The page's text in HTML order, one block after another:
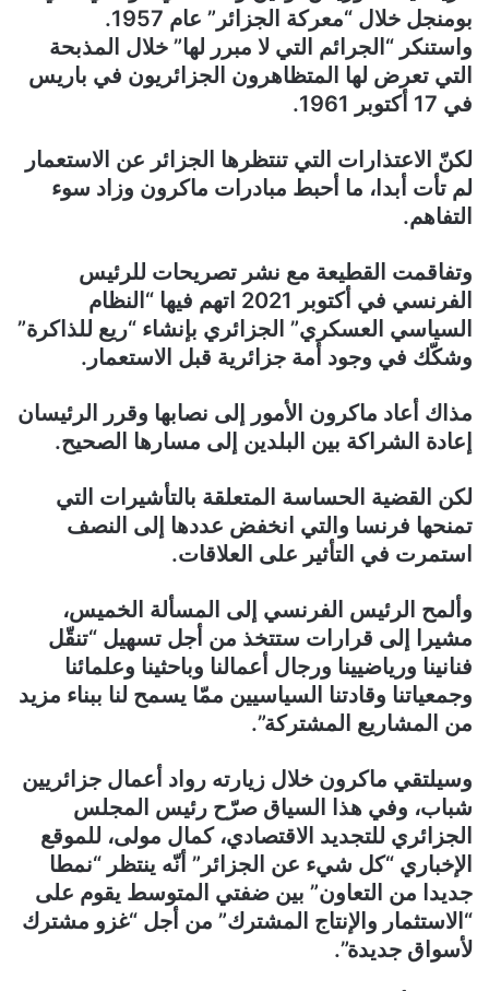
بومنجل خلال “معركة الجزائر” عام 1957.
واستنكر “الجرائم التي لا مبرر لها” خلال المذبحة
التي تعرض لها المتظاهرون الجزائريون في باريس
في 17 أكتوبر 1961.
لكنّ الاعتذارات التي تنتظرها الجزائر عن الاستعمار
لم تأت أبدا، ما أحبط مبادرات ماكرون وزاد سوء
التفاهم.
وتفاقمت القطيعة مع نشر تصريحات للرئيس
الفرنسي في أكتوبر 2021 اتهم فيها “النظام
السياسي العسكري” الجزائري بإنشاء “ريع للذاكرة”
وشكّك في وجود أمة جزائرية قبل الاستعمار.
مذاك أعاد ماكرون الأمور إلى نصابها وقرر الرئيسان
إعادة الشراكة بين البلدين إلى مسارها الصحيح.
لكن القضية الحساسة المتعلقة بالتأشيرات التي
تمنحها فرنسا والتي انخفض عددها إلى النصف
استمرت في التأثير على العلاقات.
وألمح الرئيس الفرنسي إلى المسألة الخميس،
مشيرا إلى قرارات ستتخذ من أجل تسهيل “تنقّل
فنانينا ورياضيينا ورجال أعمالنا وباحثينا وعلمائنا
وجمعياتنا وقادتنا السياسيين ممّا يسمح لنا ببناء مزيد
من المشاريع المشتركة”.
وسيلتقي ماكرون خلال زيارته رواد أعمال جزائريين
شباب، وفي هذا السياق صرّح رئيس المجلس
الجزائري للتجديد الاقتصادي، كمال مولى، للموقع
الإخباري “كل شيء عن الجزائر” أنّه ينتظر “نمطا
جديدا من التعاون” بين ضفتي المتوسط يقوم على
“الاستثمار والإنتاج المشترك” من أجل “غزو مشترك
لأسواق جديدة”.